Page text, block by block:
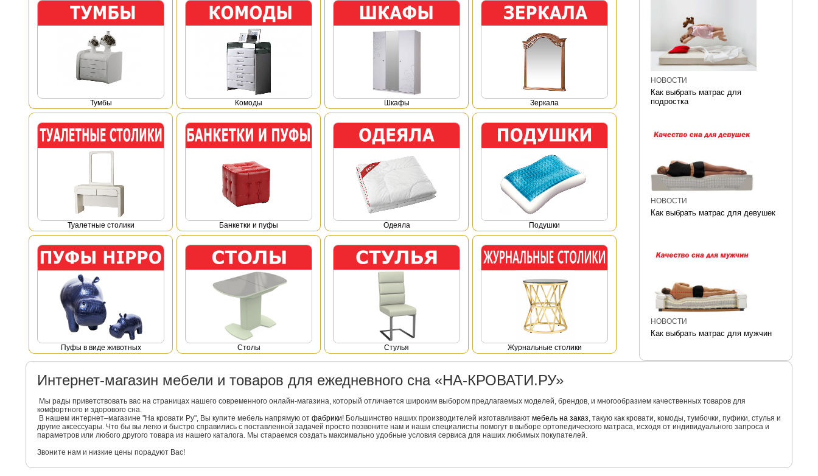
НОВОСТИ
Как выбрать матрас для
подростка
НОВОСТИ
Как выбрать матрас для девушек
НОВОСТИ
Как выбрать матрас для мужчин
Тумбы Комоды Шкафы Зеркала
Туалетные столики Банкетки и пуфы Одеяла Подушки
Пуфы в виде животных Столы Стулья Журнальные столики
Интернет-магазин мебели и товаров для ежедневного сна «НА-КРОВАТИ.РУ»
Мы рады приветствовать вас на страницах нашего современного онлайн-магазина, который отличается широким выбором предлагаемых моделей, брендов, и многообразием качественных товаров для
комфортного и здорового сна.
В нашем интернет–магазине "На кровати Ру", Вы купите мебель напрямую от фабрики! Большинство наших производителей изготавливают мебель на заказ, такую как кровати, комоды, тумбочки, пуфики, стулья и
другие аксессуары. Что бы вы легко и быстро справились с поставленной задачей просто позвоните нам и наши специалисты помогут в выборе ортопедического матраса, исходя от индивидуального запроса и
параметров или любого другого товара из нашего каталога. Мы стараемся создать максимально удобные условия сервиса для наших любимых покупателей.
Звоните нам и низкие цены порадуют Вас!